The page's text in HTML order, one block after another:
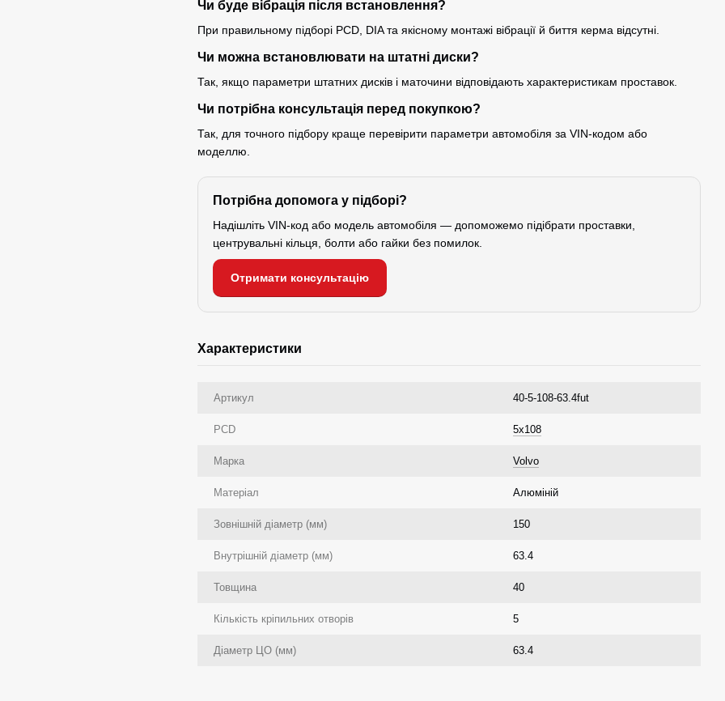
Чи буде вібрація після встановлення?
При правильному підборі PCD, DIA та якісному монтажі вібрації й биття керма відсутні.
Чи можна встановлювати на штатні диски?
Так, якщо параметри штатних дисків і маточини відповідають характеристикам проставок.
Чи потрібна консультація перед покупкою?
Так, для точного підбору краще перевірити параметри автомобіля за VIN-кодом або
моделлю.
Потрібна допомога у підборі?
Надішліть VIN-код або модель автомобіля — допоможемо підібрати проставки,
центрувальні кільця, болти або гайки без помилок.
Отримати консультацію
Характеристики
Артикул 40-5-108-63.4fut
PCD 5x108
Марка Volvo
Матеріал Алюміній
Зовнішній діаметр (мм) 150
Внутрішній діаметр (мм) 63.4
Товщина 40
Кількість кріпильних отворів 5
Діаметр ЦО (мм) 63.4